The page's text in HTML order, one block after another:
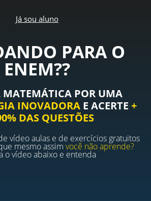
Já sou aluno
PARA O
ENEM??
MATEMÁTICA POR UMA
INOVADORAE ACERTE +
DAS QUESTÕES
vídeo aulas e de exercícios gratuitos
mesmo assim você não aprende?
o vídeo abaixo e entenda